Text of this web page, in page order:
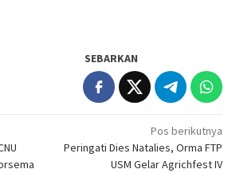
SEBARKAN
Pos berikutnya
Peringati Dies Natalies, Orma FTP
USM Gelar Agrichfest IV